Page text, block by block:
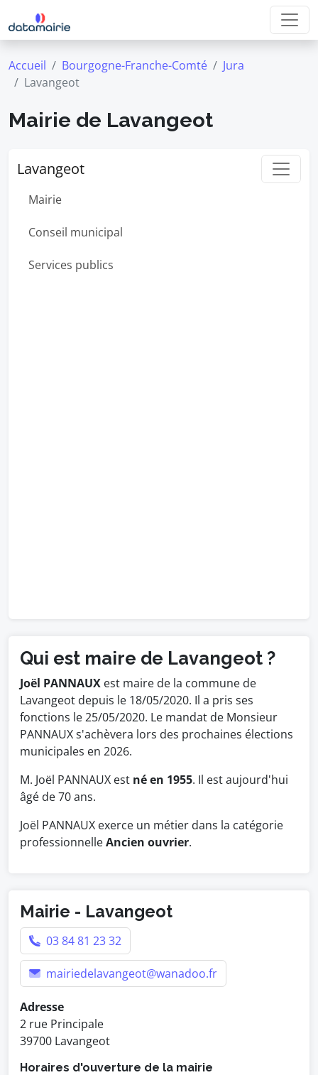
Accueil Bourgogne-Franche-Comté
Jura
Lavangeot
Mairie de Lavangeot
Lavangeot
Mairie
Conseil municipal
Services publics
Qui est maire de Lavangeot ?
Joël PANNAUX est maire de la commune de
Lavangeot depuis le 18/05/2020. Il a pris ses
fonctions le 25/05/2020. Le mandat de Monsieur
PANNAUX s'achèvera lors des prochaines élections
municipales en 2026.
M. Joël PANNAUX est né en 1955. Il est aujourd'hui
âgé de 70 ans.
Joël PANNAUX exerce un métier dans la catégorie
professionnelleAncien ouvrier.
Mairie - Lavangeot
03 84 81 23 32
mairiedelavangeot@wanadoo.fr
Adresse
2 rue Principale
39700 Lavangeot
Horaires d'ouverture de la mairie